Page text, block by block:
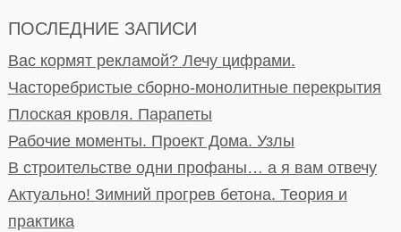
ПОСЛЕДНИЕ ЗАПИСИ
Вас кормят рекламой? Лечу цифрами.
Часторебристые сборно-монолитные перекрытия
Плоская кровля. Парапеты
Рабочие моменты. Проект Дома. Узлы
В строительстве одни профаны… а я вам отвечу
Актуально! Зимний прогрев бетона. Теория и
практика